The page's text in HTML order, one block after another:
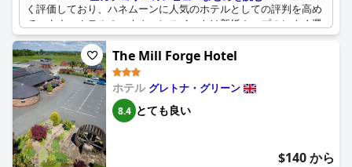
ブルベッド1台と、前庭とニス川の素晴らしい景色を見渡せるシ
ッティングエリアがあります。大きなジャグジーバスとツインシ
ンクのある豪華なバスルームが、スイートルームの魅力をさらに
高めています。その他のアメニティには、無料アメニティ、直通
電話、薄型テレビ（国営、地域限定フリービュー、ラジオチャン
ネル付）、ヘアドライヤー、ホスピタリティ・トレー、エスプレ
ッソマシンがあります。スイートの先には、ホテルのプライベー
ト・フィッシング・ビートがあり、アウトドア・アクティビティ
がお好きな方には、シーズン中は釣りをお楽しみいただけます。
く評価しており、ハネムーンに人気のホテルとしての評判を高め
ています。ホテルのハネムーンスイートは新婚カップルによく選
ばれていますが、一部のお客様からは老朽化の兆候が見られると
の指摘もあります。それにもかかわらず、このホテルは結婚式や
ハネムーンに理想的な場所を求める人々にとって依然として人気
があり、リラックスと祝福の両方に最適な場所です。ただし、記
念日などの特別なリクエストが叶えられなかったという言及も時
折あり、サービスの改善点を示唆しています。全体として、フラ
イアーズ・カース・カントリー・ハウス・ホテルは、ロマンチッ
クな雰囲気と歴史的な魅力で愛されており、思い出に残る結婚式
やハネムーン体験に最適です。
The Mill Forge Hotel
ホテル グレトナ・グリーン
8.4 とても良い
$140 から